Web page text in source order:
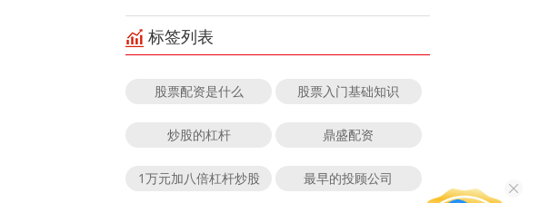
标签列表
股票配资是什么 股票入门基础知识
炒股的杠杆 鼎盛配资
1万元加八倍杠杆炒股 最早的投顾公司